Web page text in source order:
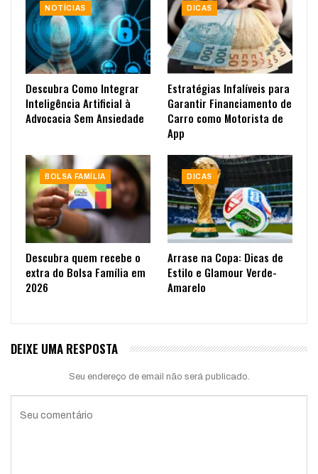
NOTÍCIAS
Descubra Como Integrar
Inteligência Artificial à
Advocacia Sem Ansiedade
DICAS
Estratégias Infalíveis para
Garantir Financiamento de
Carro como Motorista de
App
BOLSA FAMÍLIA
Descubra quem recebe o
extra do Bolsa Família em
2026
DICAS
Arrase na Copa: Dicas de
Estilo e Glamour Verde-
Amarelo
DEIXE UMA RESPOSTA
Seu endereço de email não será publicado.